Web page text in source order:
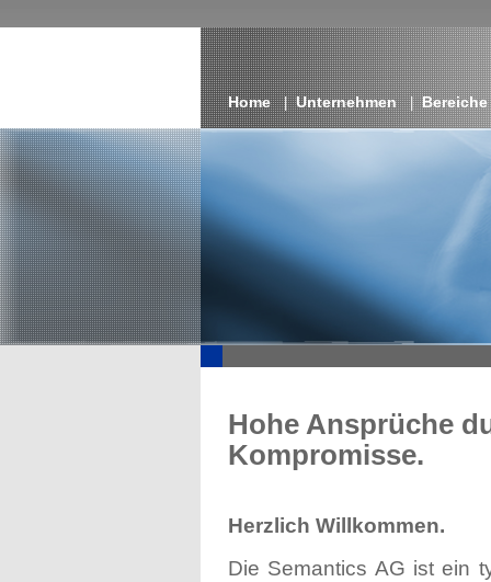
Home |Unternehmen |Bereiche
Hohe Ansprüche
Kompromisse.
Herzlich Willkommen.
Die Semantics AG ist ein